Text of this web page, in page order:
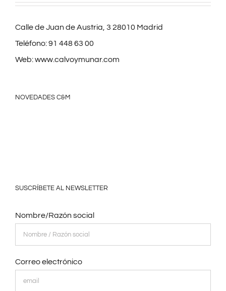
Calle de Juan de Austria, 3 28010 Madrid
Teléfono:91 448 63 00
Web:www.calvoymunar.com
NOVEDADES C&M
SUSCRÍBETE AL NEWSLETTER
Nombre/Razón social
Correo electrónico